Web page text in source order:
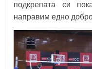
подкрепата си
направим едно